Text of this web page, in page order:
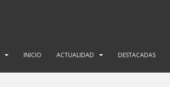
INICIO ACTUALIDAD DESTACADAS